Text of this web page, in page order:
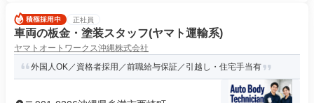
正社員
車両の板金・塗装スタッフ(ヤマト運輸系)
ヤマトオートワークス沖縄株式会社
外国人OK／資格者採用／前職給与保証／引越し・住宅手当有